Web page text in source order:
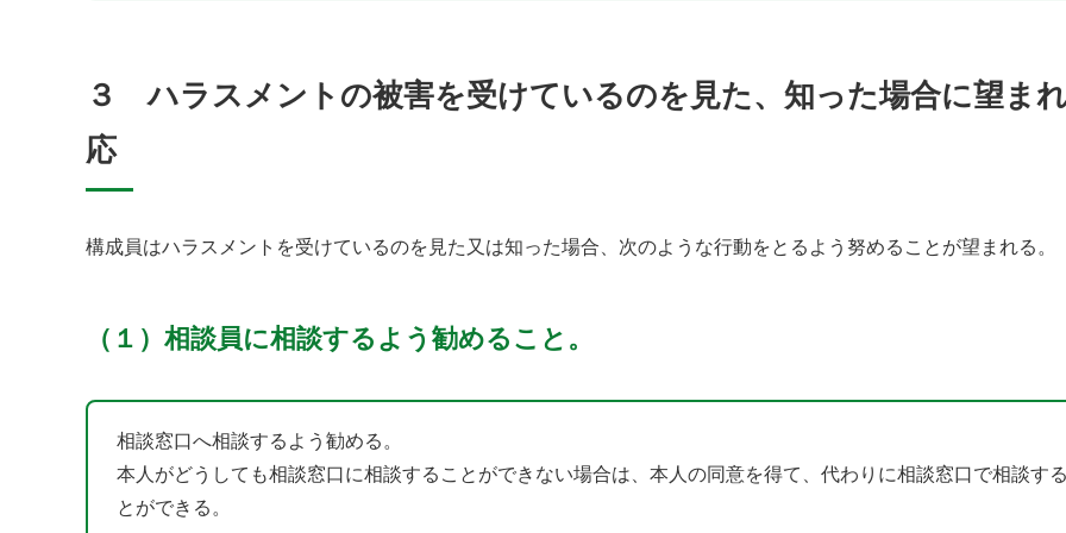
３ ハラスメントの被害を受けているのを見た、知った場合に望ま
応
構成員はハラスメントを受けているのを見た又は知った場合、次のような行動をとるよう努めることが望まれる。
（１）相談員に相談するよう勧めること。
相談窓口へ相談するよう勧める。
本人がどうしても相談窓口に相談することができない場合は、本人の同意を得て、代わりに相談窓口で相談す
とができる。